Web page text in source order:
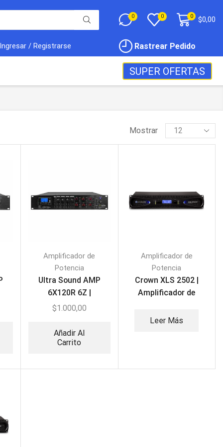
0 0 0 $0,00
Ingresar / Registrarse Rastrear Pedido
SUPER OFERTAS
Mostrar
Amplificador de
Potencia
Ultra Sound AMP
6X120R 6Z |
Amplificador de 6
$1.000,00
Añadir Al
Carrito
Amplificador de
Potencia
Crown XLS 2502 |
Amplificador de
Leer Más